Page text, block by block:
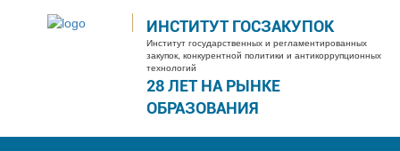
ИНСТИТУТ ГОСЗАКУПОК
Институт государственных и регламентированных
закупок, конкурентной политики и антикоррупционных
технологий
28 ЛЕТ НА РЫНКЕ
ОБРАЗОВАНИЯ